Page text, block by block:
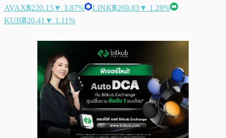
AVAX฿220.15▼ 3.87% LINK฿269.83▼ 1.28%
KUB฿20.41 ▼ 1.11%